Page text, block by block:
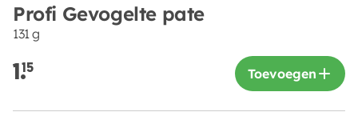
Profi Gevogelte pate
131 g
1.15 Toevoegen